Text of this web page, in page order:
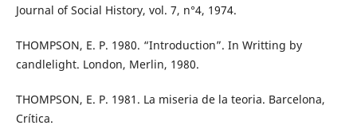
Journal of Social History, vol. 7, n°4, 1974.
THOMPSON, E. P. 1980. “Introduction”. In Writting by
candlelight. London, Merlin, 1980.
THOMPSON, E. P. 1981. La miseria de la teoria. Barcelona,
Crítica.